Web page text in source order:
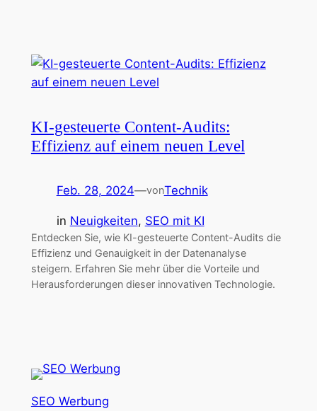
KI-gesteuerte Content-Audits:
Effizienz auf einem neuen Level
Feb. 28, 2024—vonTechnik
in Neuigkeiten, SEO mit KI
Entdecken Sie, wie KI-gesteuerte Content-Audits die
Effizienz und Genauigkeit in der Datenanalyse
steigern. Erfahren Sie mehr über die Vorteile und
Herausforderungen dieser innovativen Technologie.
SEO Werbung